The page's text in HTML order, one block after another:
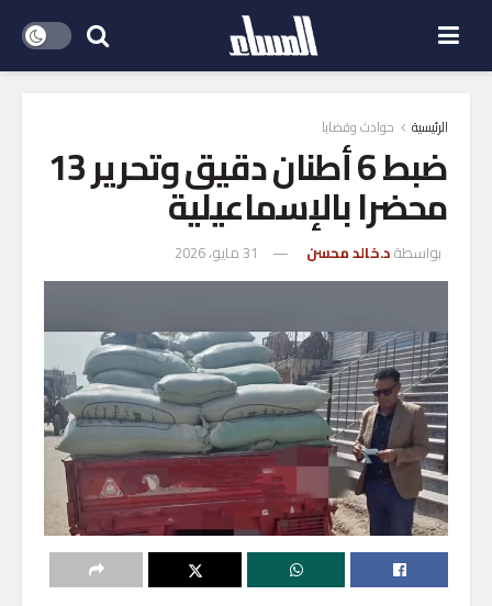
الرئيسية حوادث وقضايا
ضبط 6 أطنان دقيق وتحرير 13
محضرا بالإسماعيلية
بواسطةد.خالد محسن 31 مايو، 2026